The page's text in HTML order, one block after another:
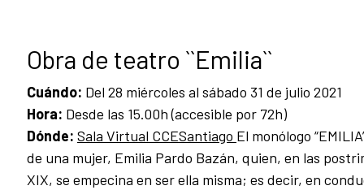
Obra de teatro ``Emilia``
Cuándo: Del 28 miércoles al sábado 31 de julio 2021
Hora: Desde las 15.00h (accesible por 72h)
Dónde: Sala Virtual CCESantiago El monólogo
de una mujer, Emilia Pardo Bazán, quien, en las
XIX, se empecina en ser ella misma; es decir, en